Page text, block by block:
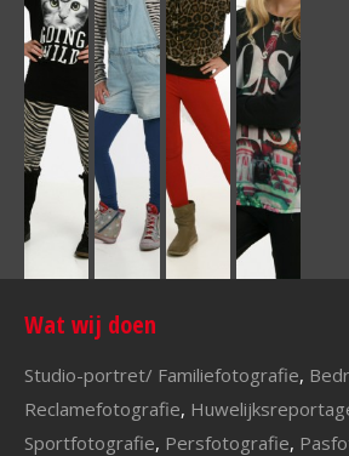
Wat wij doen
Studio-portret/ Familiefotografie,
Reclamefotografie,
Sportfotografie, Persfotografie,